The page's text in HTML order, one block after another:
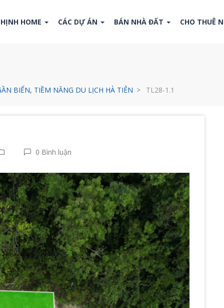
HOME CÁC DỰ ÁN BÁN NHÀ ĐẤT CHO THUÊ
BIỂN, TIỀM NĂNG DU LỊCH HÀ TIÊN TL28-1.1
0 Bình luận